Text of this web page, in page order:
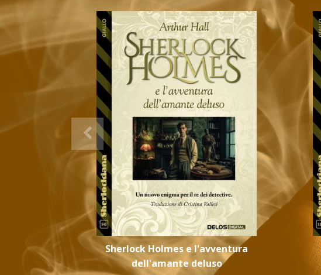
Sherlock Holmes e l'avventura
dell'amante deluso